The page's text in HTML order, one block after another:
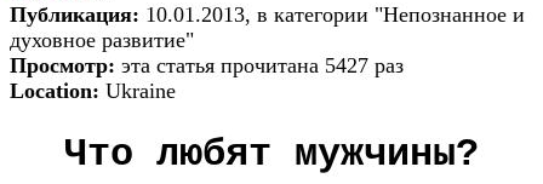
Публикация: 10.01.2013, в категории "Непознанное и
духовное развитие"
Просмотр: эта статья прочитана 5427 раз
Location: Ukraine
Что любят мужчины?